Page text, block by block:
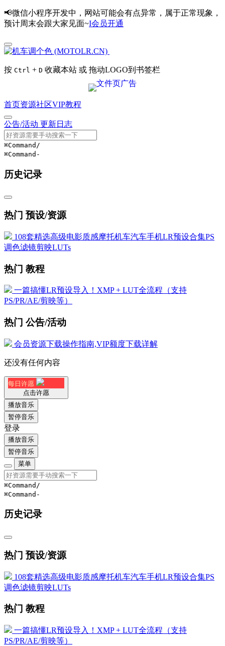
📢微信小程序开发中，网站可能会有点异常，属于正常现象，
预计周末会跟大家见面~I会员开通
按 Ctrl + D 收藏本站 或 拖动LOGO到书签栏
首页资源社区VIP教程
公告/活动 更新日志
⌘Command /
⌘Command -
历史记录
热门 预设/资源
108套精选高级电影质感摩托机车汽车手机LR预设合集PS
调色滤镜剪映LUTs
热门 教程
一篇搞懂LR预设导入！XMP + LUT全流程（支持
PS/PR/AE/剪映等）
热门 公告/活动
会员资源下载操作指南,VIP额度下载详解
还没有任何内容
每日许愿
点击许愿
播放音乐
暂停音乐
登录
播放音乐
暂停音乐
菜单
⌘Command /
⌘Command -
历史记录
热门 预设/资源
108套精选高级电影质感摩托机车汽车手机LR预设合集PS
调色滤镜剪映LUTs
热门 教程
一篇搞懂LR预设导入！XMP + LUT全流程（支持
PS/PR/AE/剪映等）